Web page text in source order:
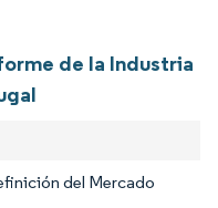
de la Industria
del Mercado